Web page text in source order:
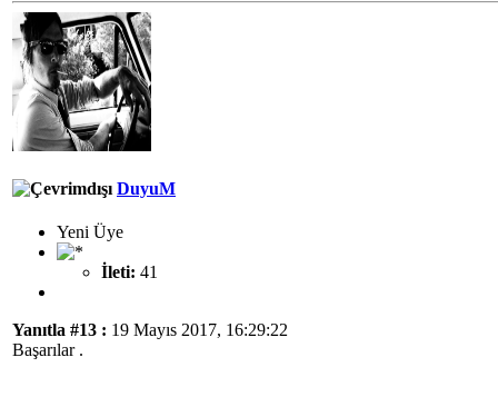
DuyuM
Yeni Üye
İleti: 41
Yanıtla #13 : 19 Mayıs 2017, 16:29:22
Başarılar .